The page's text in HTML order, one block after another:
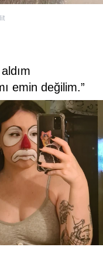
emin değilim.”